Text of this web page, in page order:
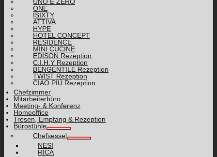
ONE
ISIXTY
ATTIVA
HYPE
HOTEL CONCEPT
RESIDENCE
MINI CUCINE
EDISON Rezeption
C.I.H.Y Rezeption
BENGENTILE Rezeption
TWIST Rezeption
CIAO PIÙ Rezeption
Chefzimmer
Mitarbeiterbüro
Meeting- & Konferenz
Homeoffice
Tresen, Empfang & Rezeption
Bürostühle
Chefsessel
NESI
RICA